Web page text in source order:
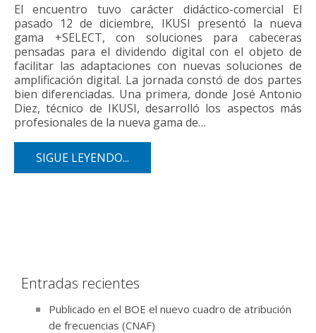
El encuentro tuvo carácter didáctico-comercial El
pasado 12 de diciembre, IKUSI presentó la nueva
gama +SELECT, con soluciones para cabeceras
pensadas para el dividendo digital con el objeto de
facilitar las adaptaciones con nuevas soluciones de
amplificación digital. La jornada constó de dos partes
bien diferenciadas. Una primera, donde José Antonio
Diez, técnico de IKUSI, desarrolló los aspectos más
profesionales de la nueva gama de…
SIGUE LEYENDO...
Entradas recientes
Publicado en el BOE el nuevo cuadro de atribución
de frecuencias (CNAF)